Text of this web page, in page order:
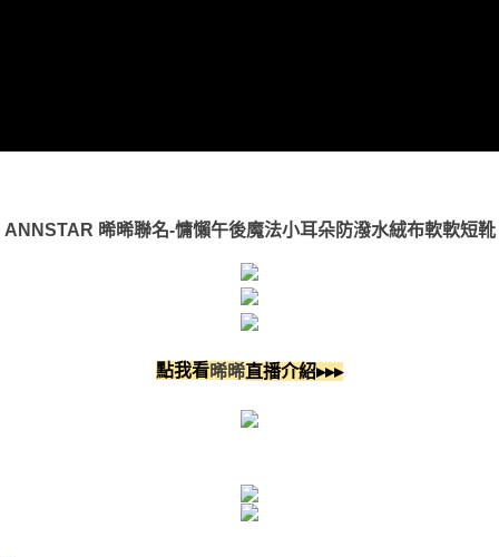
ANNSTAR 晞晞聯名-慵懶午後魔法小耳朵防潑水絨布軟軟短靴
點我看晞晞直播介紹▸▸▸